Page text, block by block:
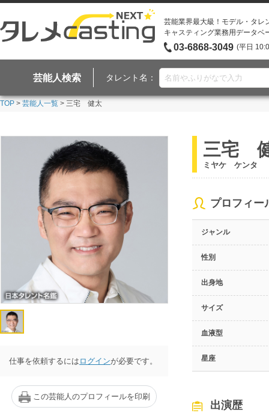
芸能業界最大級！モデル・タレ
キャスティング業務用データベ
03-6868-3049 (平日
芸能人検索 タレント名：
TOP > 芸能人一覧 > 三宅 健太
仕事を依頼するには ログインが必要です。
この芸能人のプロフィールを印刷
三宅
ミヤケ ケンタ
プロフィー
ジャンル
性別
出身地
サイズ
血液型
星座
出演歴